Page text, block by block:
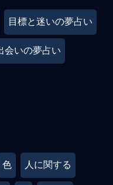
目標と迷いの夢占い
会いの夢占い
色 人に関する